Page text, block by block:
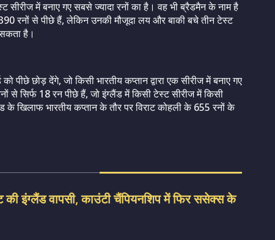
सीरीज में बनाए गए सबसे ज्यादा रनों का है। वह भी ब्रैडमैन के नाम है
रनों से पीछे हैं, लेकिन उनकी मौजूदा लय और बाकी बचे तीन टेस्ट
है।
छोड़ देंगे, जो किसी भारतीय कप्तान द्वारा एक सीरीज में बनाए गए
से सिर्फ 18 रन पीछे हैं, जो इंग्लैंड में किसी टेस्ट सीरीज में किसी
के खिलाफ भारतीय कप्तान के तौर पर विराट कोहली के 655 रनों के
इंग्लैंड वापसी, काउंटी चैंपियनशिप में फिर ससेक्स के